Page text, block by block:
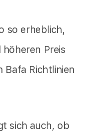
so erheblich,
Preis
Bafa Richtlinien
sich auch, ob